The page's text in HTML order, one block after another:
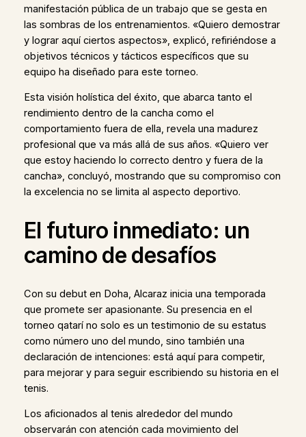
manifestación pública de un trabajo que se gesta en
las sombras de los entrenamientos. «Quiero demostrar
y lograr aquí ciertos aspectos», explicó, refiriéndose a
objetivos técnicos y tácticos específicos que su
equipo ha diseñado para este torneo.
Esta visión holística del éxito, que abarca tanto el
rendimiento dentro de la cancha como el
comportamiento fuera de ella, revela una madurez
profesional que va más allá de sus años. «Quiero ver
que estoy haciendo lo correcto dentro y fuera de la
cancha», concluyó, mostrando que su compromiso con
la excelencia no se limita al aspecto deportivo.
El futuro inmediato: un
camino de desafíos
Con su debut en Doha, Alcaraz inicia una temporada
que promete ser apasionante. Su presencia en el
torneo qatarí no solo es un testimonio de su estatus
como número uno del mundo, sino también una
declaración de intenciones: está aquí para competir,
para mejorar y para seguir escribiendo su historia en el
tenis.
Los aficionados al tenis alrededor del mundo
observarán con atención cada movimiento del